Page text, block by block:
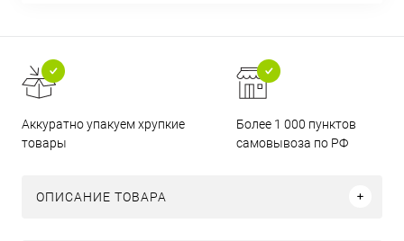
Аккуратно упакуем хрупкие
товары
Более 1 000 пунктов
самовывоза по РФ
ОПИСАНИЕ ТОВАРА